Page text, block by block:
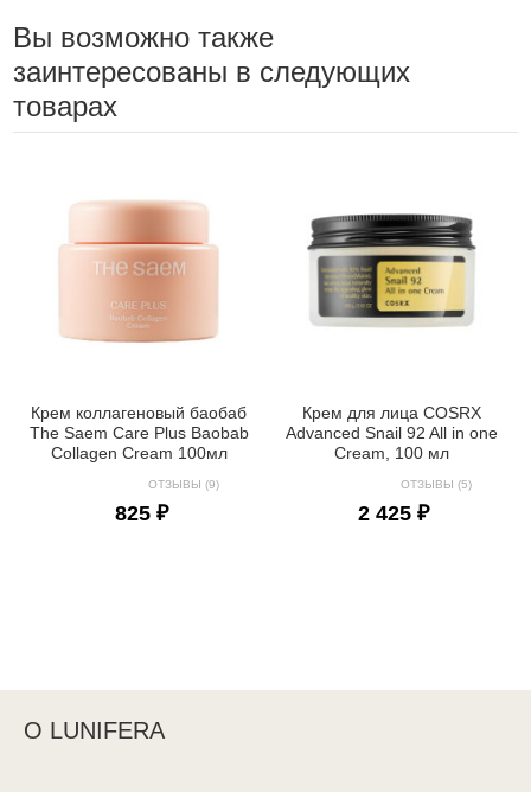
Вы возможно также
заинтересованы в следующих
товарах
Крем коллагеновый баобаб
The Saem Care Plus Baobab
Collagen Cream 100мл
ОТЗЫВЫ (9)
825 ₽
Крем для лица COSRX
Advanced Snail 92 All in one
Cream, 100 мл
ОТЗЫВЫ (5)
2 425 ₽
О LUNIFERA